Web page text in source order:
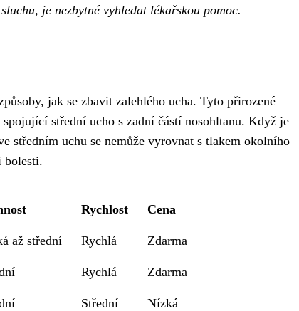
je nezbytné vyhledat lékařskou pomoc.
jak se zbavit zalehlého ucha. Tyto přirozené
střední ucho s zadní částí nosohltanu. Když je
středním uchu se nemůže vyrovnat s tlakem okolního
bolesti.
Rychlost Cena
až střední Rychlá Zdarma
Rychlá Zdarma
Střední Nízká